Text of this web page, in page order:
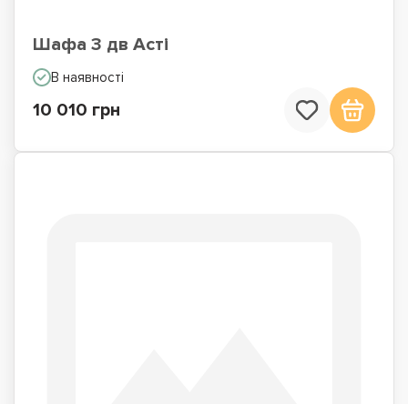
Шафа 3 дв Асті
В наявності
10 010 грн